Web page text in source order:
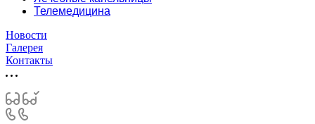
Телемедицина
Новости
Галерея
Контакты